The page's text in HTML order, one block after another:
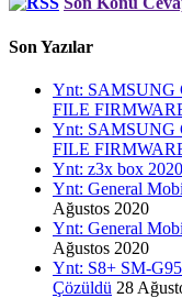
Son Yazılar
Ynt: SAMSUNG
FILE
Ynt: SAMSUNG
FILE
Ynt: z3x box
Ynt: General
Ağustos 2020
Ynt: General
Ağustos 2020
Ynt: S8+ SM-
Çözüldü 28